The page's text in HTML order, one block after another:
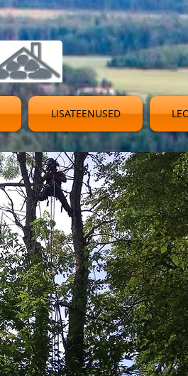
LISATEENUSED